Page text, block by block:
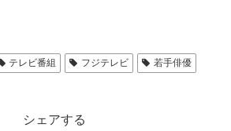
テレビ番組 フジテレビ
若手俳優
シェアする